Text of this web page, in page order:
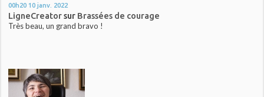
00h20 10 janv. 2022
LigneCreatorsur Brassées de courage
Très beau, un grand bravo !